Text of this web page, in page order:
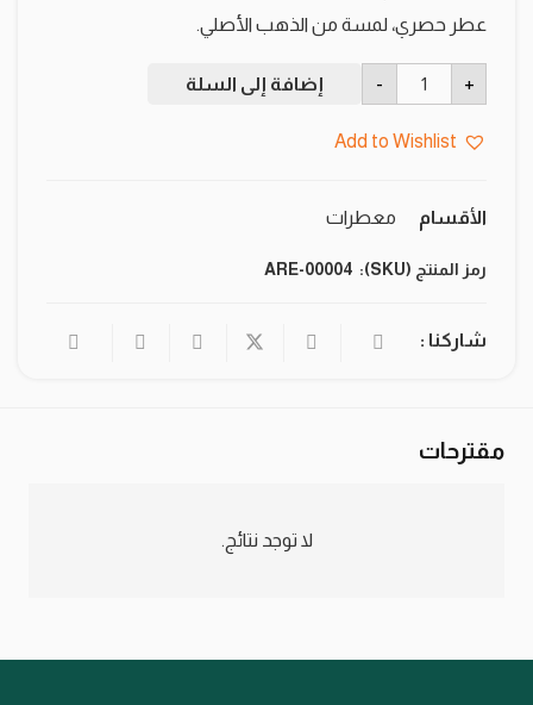
عطر حصري، لمسة من الذهب الأصلي.
-
كمية
الذهب
85
+ إضافة إلى السلة
Add to Wishlist
الأقسام معطرات
رمز المنتج (SKU): ARE-00004
شاركنا :
مقترحات
لا توجد نتائج.